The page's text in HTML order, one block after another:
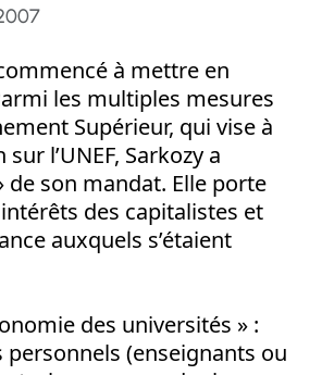
à mettre en
les multiples mesures
Supérieur, qui vise à
l’UNEF, Sarkozy a
son mandat. Elle porte
des capitalistes et
auxquels s’étaient
des universités » :
(enseignants ou